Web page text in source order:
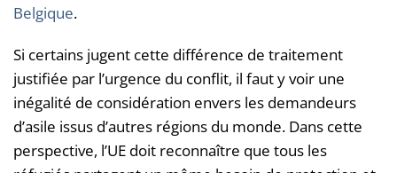
Belgique.
Si certains jugent cette différence de traitement
justifiée par l’urgence du conflit, il faut y voir une
inégalité de considération envers les demandeurs
d’asile issus d’autres régions du monde. Dans cette
perspective, l’UE doit reconnaître que tous les